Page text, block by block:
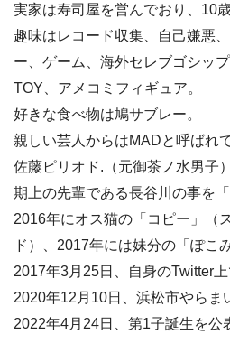
実家は寿司屋を営んでおり、10
趣味はレコード収集、自己嫌悪
ー、ゲーム、海外セレブゴシッ
TOY、アメコミフィギュア。
好きな食べ物は鳩サブレー。
親しい芸人からはMADと呼ばれ
佐藤ピリオド.（元御茶ノ水男子
期上の先輩である長谷川の事を
2016年にオス猫の「コピー」（
ド）、2017年には妹分の「ぽこ
2017年3月25日、自身のTwitter上
2020年12月10日、浜松市やらま
2022年4月24日、第1子誕生を公